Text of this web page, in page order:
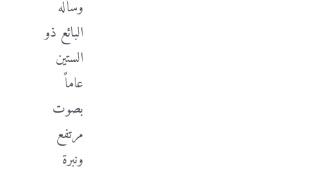
وسأله
البائع ذو
الستين
عاماً
بصوت
مرتفع
ونبرة